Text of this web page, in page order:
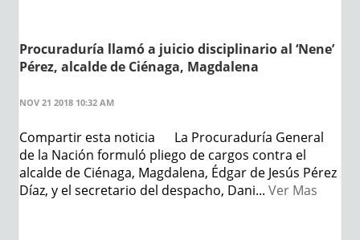
Procuraduría llamó a juicio disciplinario al ‘Nene’
Pérez, alcalde de Ciénaga, Magdalena
NOV 21 2018 10:32 AM
Compartir esta noticia La Procuraduría General
de la Nación formuló pliego de cargos contra el
alcalde de Ciénaga, Magdalena, Édgar de Jesús Pérez
Díaz, y el secretario del despacho, Dani... Ver Mas